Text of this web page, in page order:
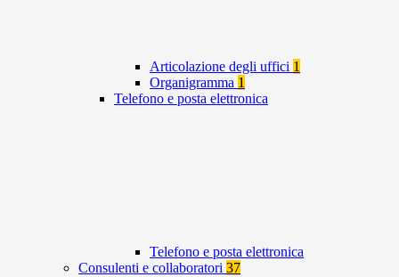
Articolazione degli uffici 1
Organigramma 1
Telefono e posta elettronica
Telefono e posta elettronica
Consulenti e collaboratori 37